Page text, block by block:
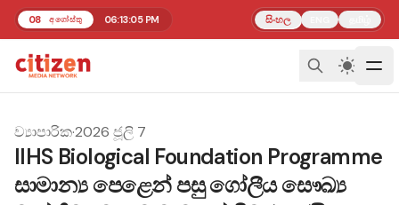
08 අගෝස්තු 06:13:06 PM සිංහල
ව්‍යාපාරික·2026 ජූලි 7
IIHS Biological Foundation Programme
සාමාන්‍ය පෙළෙන් පසු ගෝලීය සෞඛ්‍ය